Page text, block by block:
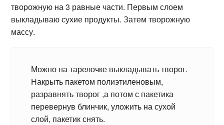
творожную на 3 равные части. Первым слоем
выкладываю сухие продукты. Затем творожную
массу.
Можно на тарелочке выкладывать творог.
Накрыть пакетом полиэтиленовым,
разравнять творог ,а потом с пакетика
перевернув блинчик, уложить на сухой
слой, пакетик снять.